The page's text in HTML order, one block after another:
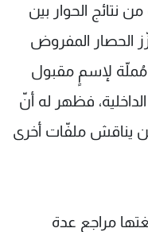
نتائج الحوار بين
الحصار المفروض
لإسمٍ مقبول
فظهر له أنّ
يناقش ملفّات أخرى
مراجع عدة